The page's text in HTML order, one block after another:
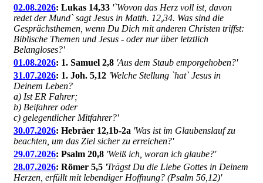
02.08.2026: Lukas 14,33 '`Wovon das Herz voll ist, davon
redet der Mund` sagt Jesus in Matth. 12,34. Was sind die
Gesprächsthemen, wenn Du Dich mit anderen Christen triffst:
Biblische Themen und Jesus - oder nur über letztlich
Belangloses?'
01.08.2026: 1. Samuel 2,8 'Aus dem Staub emporgehoben?'
31.07.2026: 1. Joh. 5,12 'Welche Stellung `hat` Jesus in
Deinem Leben?
a) Ist ER Fahrer;
b) Beifahrer oder
c) gelegentlicher Mitfahrer?'
30.07.2026: Hebräer 12,1b-2a 'Was ist im Glaubenslauf zu
beachten, um das Ziel sicher zu erreichen?'
29.07.2026: Psalm 20,8 'Weiß ich, woran ich glaube?'
28.07.2026: Römer 5,5 'Trägst Du die Liebe Gottes in Deinem
Herzen, erfüllt mit lebendiger Hoffnung? (Psalm 56,12)'